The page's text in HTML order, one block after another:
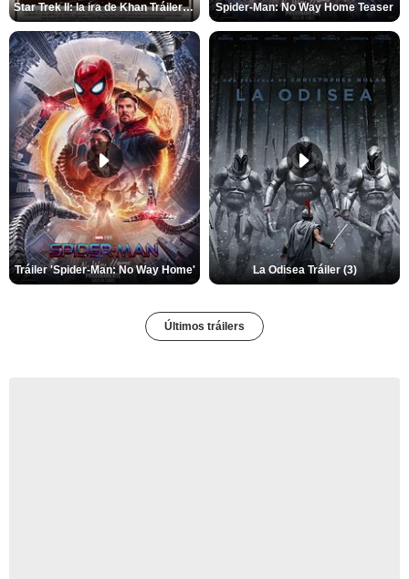
Star Trek II: la ira de Khan Tráiler VO Spider-Man: No Way Home Teaser
Tráiler 'Spider-Man: No Way Home' La Odisea Tráiler (3)
Últimos tráilers